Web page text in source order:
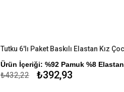
Ürün İçeriği: %92 Pamuk %8 Elastan
₺392,93
₺432,22